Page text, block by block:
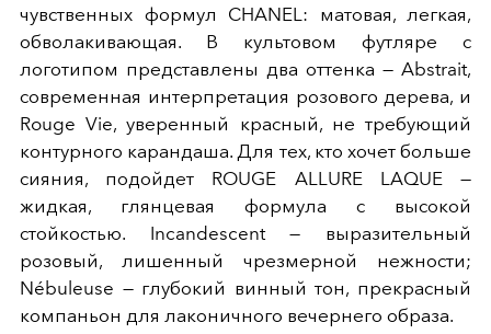
чувственных формул CHANEL: матовая, легкая,
обволакивающая. В культовом футляре с
логотипом представлены два оттенка — Abstrait,
современная интерпретация розового дерева, и
Rouge Vie, уверенный красный, не требующий
контурного карандаша. Для тех, кто хочет больше
сияния, подойдет ROUGE ALLURE LAQUE —
жидкая, глянцевая формула с высокой
стойкостью. Incandescent — выразительный
розовый, лишенный чрезмерной нежности;
Nébuleuse — глубокий винный тон, прекрасный
компаньон для лаконичного вечернего образа.